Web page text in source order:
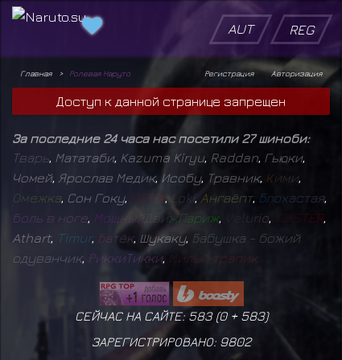
AUT REG
Главная Ролевая Наруто Авторизация
Регистрация
Доступ к данной странице запрещен
За последние 24 часа нас посетили 27 шиноби:
Тварь Мататаби, Kazuma Kiryu, Raddan Гьюки,
Чомей, Ярослав Медик, Исобу, Травник, Кими
Омежка Сон Гоку, DEFIX, L oki, Ангаёпт, Блохастая,
боль в ноге Мощны й ви жПариж, urio OSTER,
Athart, Timur, Батёк, Шукаку, Бабушка - божий
одуванчик, РиккиТикки, Ми лый трапик
СЕЙЧАС НА САЙТЕ: 583 (0+ 583)
ЗАРЕГИСТРИРОВАНО: 9802